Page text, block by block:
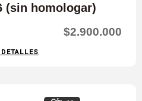
(sin homologar)
$2.900.000